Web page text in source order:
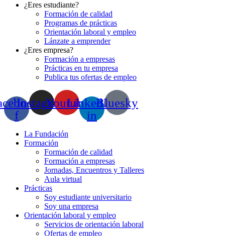
¿Eres estudiante?
Formación de calidad
Programas de prácticas
Orientación laboral y empleo
Lánzate a emprender
¿Eres empresa?
Formación a empresas
Prácticas en tu empresa
Publica tus ofertas de empleo
f
InstagramYoutubeLinkedin-
in
Bluesky
La Fundación
Formación
Formación de calidad
Formación a empresas
Jornadas, Encuentros y Talleres
Aula virtual
Prácticas
Soy estudiante universitario
Soy una empresa
Orientación laboral y empleo
Servicios de orientación laboral
Ofertas de empleo